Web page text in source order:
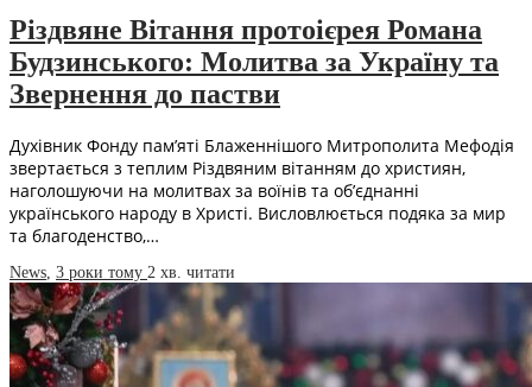
Різдвяне Вітання протоієрея Романа
Будзинського: Молитва за Україну та
Звернення до пастви
Духівник Фонду пам’яті Блаженнішого Митрополита Мефодія
звертається з теплим Різдвяним вітанням до християн,
наголошуючи на молитвах за воїнів та об’єднанні
українського народу в Христі. Висловлюється подяка за мир
та благоденство,…
News, 3 роки тому 2 хв. читати